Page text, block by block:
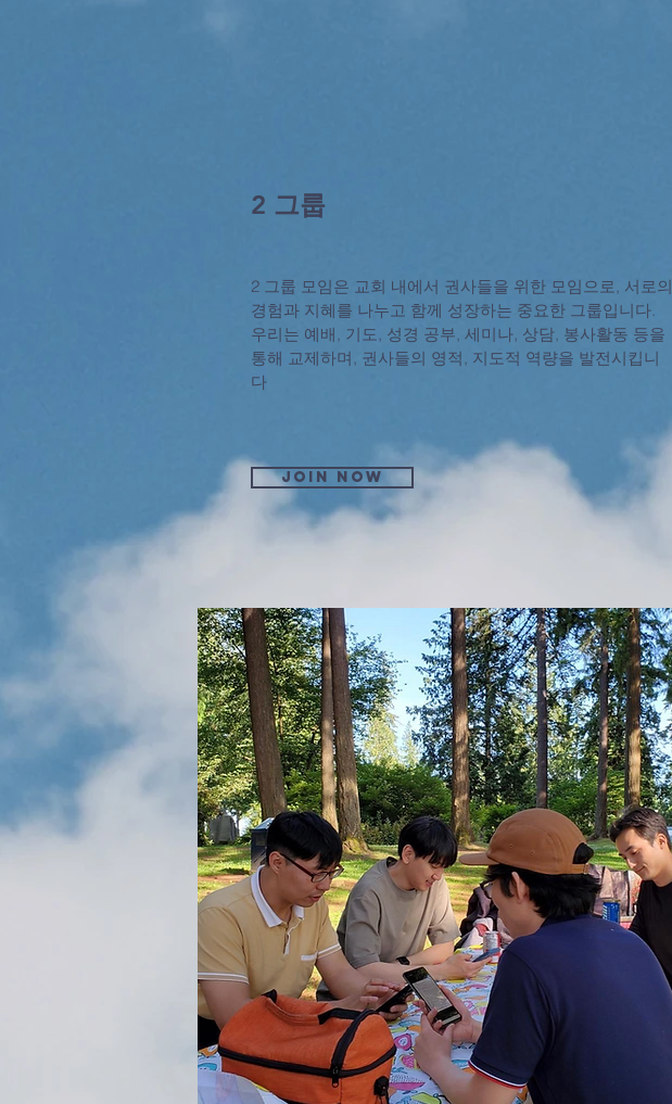
2 그룹
2 그룹 모임은 교회 내에서 권사들을 위한 모임으로, 서로의
경험과 지혜를 나누고 함께 성장하는 중요한 그룹입니다.
우리는 예배, 기도, 성경 공부, 세미나, 상담, 봉사활동 등을
통해 교제하며, 권사들의 영적, 지도적 역량을 발전시킵니
다
Join now